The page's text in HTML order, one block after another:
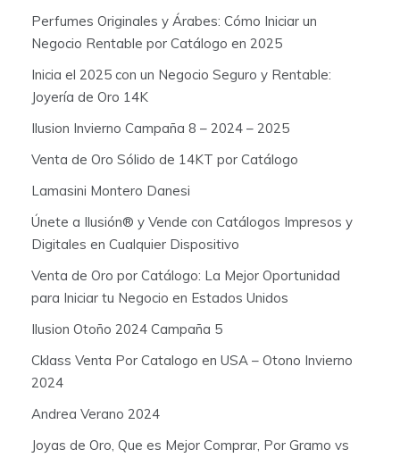
Perfumes Originales y Árabes: Cómo Iniciar un
Negocio Rentable por Catálogo en 2025
Inicia el 2025 con un Negocio Seguro y Rentable:
Joyería de Oro 14K
Ilusion Invierno Campaña 8 – 2024 – 2025
Venta de Oro Sólido de 14KT por Catálogo
Lamasini Montero Danesi
Únete a Ilusión® y Vende con Catálogos Impresos y
Digitales en Cualquier Dispositivo
Venta de Oro por Catálogo: La Mejor Oportunidad
para Iniciar tu Negocio en Estados Unidos
Ilusion Otoño 2024 Campaña 5
Cklass Venta Por Catalogo en USA – Otono Invierno
2024
Andrea Verano 2024
Joyas de Oro, Que es Mejor Comprar, Por Gramo vs